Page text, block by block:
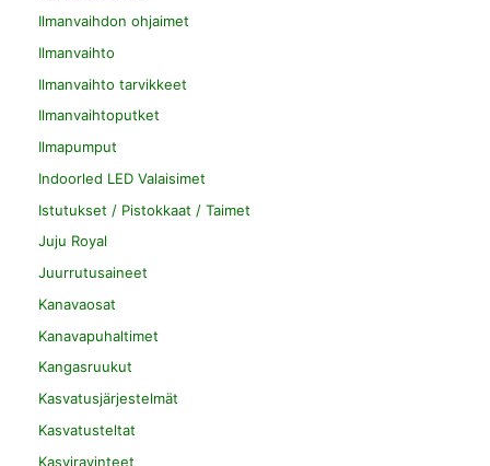
Ilmanvaihdon ohjaimet
Ilmanvaihto
Ilmanvaihto tarvikkeet
Ilmanvaihtoputket
Ilmapumput
Indoorled LED Valaisimet
Istutukset / Pistokkaat / Taimet
Juju Royal
Juurrutusaineet
Kanavaosat
Kanavapuhaltimet
Kangasruukut
Kasvatusjärjestelmät
Kasvatusteltat
Kasviravinteet